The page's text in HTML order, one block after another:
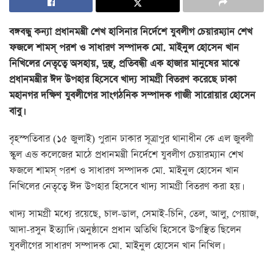
বঙ্গবন্ধু কন্যা প্রধানমন্ত্রী শেখ হাসিনার নির্দেশে যুবলীগ চেয়ারম্যান শেখ
ফজলে শামস্ পরশ ও সাধারণ সম্পাদক মো. মাইনুল হোসেন খান
নিখিলের নেতৃত্বে অসহায়, দুস্থ, প্রতিবন্ধী এক হাজার মানুষের মাঝে
প্রধানমন্ত্রীর ঈদ উপহার হিসেবে খাদ্য সামগ্রী বিতরণ করেছে ঢাকা
মহানগর দক্ষিণ যুবলীগের সাংগঠনিক সম্পাদক গাজী সারোয়ার হোসেন
বাবু।
বৃহস্পতিবার (১৫ জুলাই) পুরান ঢাকার সূত্রাপুর থানাধীন কে এল জুবলী
স্কুল এন্ড কলেজের মাঠে প্রধানমন্ত্রী নির্দেশে যুবলীগ চেয়ারম্যান শেখ
ফজলে শামস্ পরশ ও সাধারণ সম্পাদক মো. মাইনুল হোসেন খান
নিখিলের নেতৃত্বে ঈদ উপহার হিসেবে খাদ্য সামগ্রী বিতরণ করা হয়।
খাদ্য সামগ্রী মধ্যে রয়েছে, চাল-ডাল, সেমাই-চিনি, তেল, আলু, পেয়াজ,
আদা-রসুন ইত্যাদি। অনুষ্ঠানে প্রধান অতিথি হিসেবে উপস্থিত ছিলেন
যুবলীগের সাধারণ সম্পাদক মো. মাইনুল হোসেন খান নিখিল।